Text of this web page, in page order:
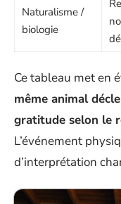
Naturalisme /
biologie
Ce tableau met en
même animal
gratitude selon le
L’événement
d’interprétation